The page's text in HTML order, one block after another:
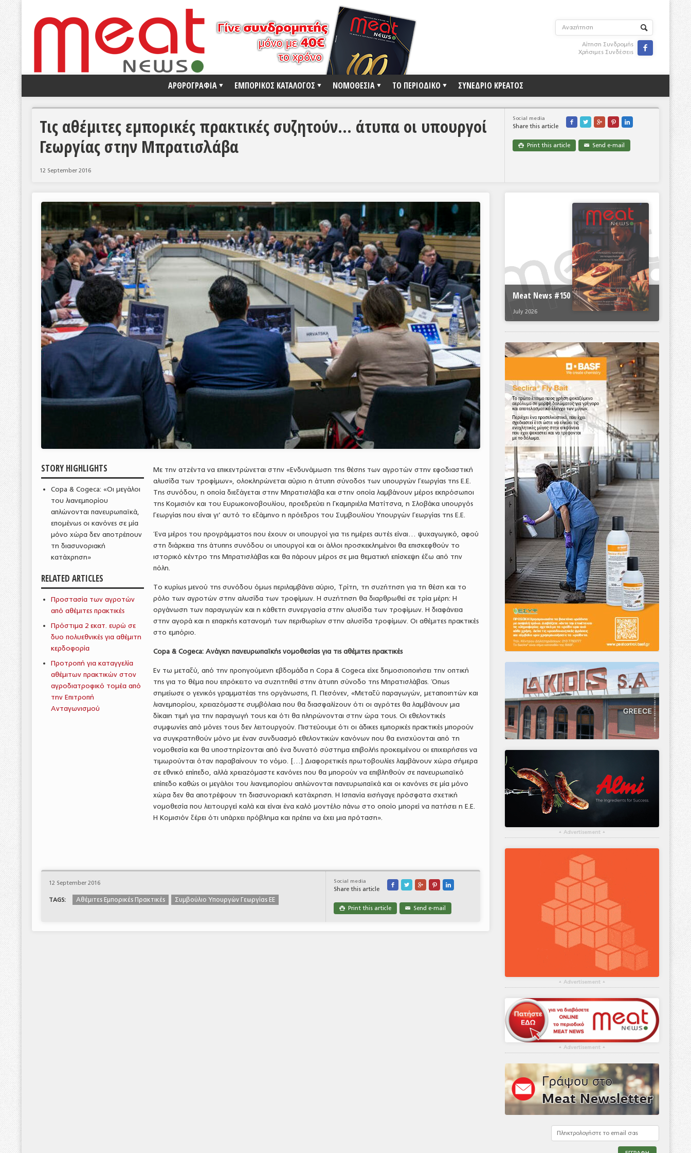
Αίτηση Συνδρομής
Χρήσιμες Συνδέσεις

ΑΡΘΡΟΓΡΑΦΙΑ ΕΜΠΟΡΙΚΟΣ ΚΑΤΑΛΟΓΟΣ ΝΟΜΟΘΕΣΙΑ ΤΟ ΠΕΡΙΟΔΙΚΟ ΣΥΝΕΔΡΙΟ ΚΡΕΑΤΟΣ
Social media
Share this article
    
 Print this article ✉ Send e-mail
Τις αθέμιτες εμπορικές πρακτικές συζητούν… άτυπα οι υπουργοί
Γεωργίας στην Μπρατισλάβα
12 September 2016
STORY HIGHLIGHTS
Copa & Cogeca: «Οι μεγάλοι
του λιανεμπορίου
απλώνονται πανευρωπαϊκά,
επομένως οι κανόνες σε μία
μόνο χώρα δεν αποτρέπουν
τη διασυνοριακή
κατάχρηση»
RELATED ARTICLES
Προστασία των αγροτών
από αθέμιτες πρακτικές
Πρόστιμα 2 εκατ. ευρώ σε
δυο πολυεθνικές για αθέμιτη
κερδοφορία
Προτροπή για καταγγελία
αθέμιτων πρακτικών στον
αγροδιατροφικό τομέα από
την Επιτροπή
Ανταγωνισμού
Με την ατζέντα να επικεντρώνεται στην «Ενδυνάμωση της θέσης των αγροτών στην εφοδιαστική
αλυσίδα των τροφίμων», ολοκληρώνεται αύριο η άτυπη σύνοδος των υπουργών Γεωργίας της Ε.Ε.
Της συνόδου, η οποία διεξάγεται στην Μπρατισλάβα και στην οποία λαμβάνουν μέρος εκπρόσωποι
της Κομισιόν και του Ευρωκοινοβουλίου, προεδρεύει η Γκαμπριέλα Ματίτσνα, η Σλοβάκα υπουργός
Γεωργίας που είναι γι’ αυτό το εξάμηνο η πρόεδρος του Συμβουλίου Υπουργών Γεωργίας της Ε.Ε.
Ένα μέρος του προγράμματος που έχουν οι υπουργοί για τις ημέρες αυτές είναι… ψυχαγωγικό, αφού
στη διάρκεια της άτυπης συνόδου οι υπουργοί και οι άλλοι προσκεκλημένοι θα επισκεφθούν το
ιστορικό κέντρο της Μπρατισλάβας και θα πάρουν μέρος σε μια θεματική επίσκεψη έξω από την
πόλη.
Το κυρίως μενού της συνόδου όμως περιλαμβάνει αύριο, Τρίτη, τη συζήτηση για τη θέση και το
ρόλο των αγροτών στην αλυσίδα των τροφίμων. Η συζήτηση θα διαρθρωθεί σε τρία μέρη: Η
οργάνωση των παραγωγών και η κάθετη συνεργασία στην αλυσίδα των τροφίμων. Η διαφάνεια
στην αγορά και η επαρκής κατανομή των περιθωρίων στην αλυσίδα τροφίμων. Οι αθέμιτες πρακτικές
στο εμπόριο.
Copa & Cogeca: Ανάγκη πανευρωπαϊκής νομοθεσίας για τις αθέμιτες πρακτικές
Εν τω μεταξύ, από την προηγούμενη εβδομάδα η Copa & Cogeca είχε δημοσιοποιήσει την οπτική
της για το θέμα που επρόκειτο να συζητηθεί στην άτυπη σύνοδο της Μπρατισλάβας. Όπως
σημείωσε ο γενικός γραμματέας της οργάνωσης, Π. Πεσόνεν, «Μεταξύ παραγωγών, μεταποιητών και
λιανεμπορίου, χρειαζόμαστε συμβόλαια που θα διασφαλίζουν ότι οι αγρότες θα λαμβάνουν μια
δίκαιη τιμή για την παραγωγή τους και ότι θα πληρώνονται στην ώρα τους. Οι εθελοντικές
συμφωνίες από μόνες τους δεν λειτουργούν. Πιστεύουμε ότι οι άδικες εμπορικές πρακτικές μπορούν
να συγκρατηθούν μόνο με έναν συνδυασμό εθελοντικών κανόνων που θα ενισχύονται από τη
νομοθεσία και θα υποστηρίζονται από ένα δυνατό σύστημα επιβολής προκειμένου οι επιχειρήσεις να
τιμωρούνται όταν παραβαίνουν το νόμο. […] Διαφορετικές πρωτοβουλίες λαμβάνουν χώρα σήμερα
σε εθνικό επίπεδο, αλλά χρειαζόμαστε κανόνες που θα μπορούν να επιβληθούν σε πανευρωπαϊκό
επίπεδο καθώς οι μεγάλοι του λιανεμπορίου απλώνονται πανευρωπαϊκά και οι κανόνες σε μία μόνο
χώρα δεν θα αποτρέψουν τη διασυνοριακή κατάχρηση. Η Ισπανία εισήγαγε πρόσφατα σχετική
νομοθεσία που λειτουργεί καλά και είναι ένα καλό μοντέλο πάνω στο οποίο μπορεί να πατήσει η Ε.Ε.
Η Κομισιόν ξέρει ότι υπάρχει πρόβλημα και πρέπει να έχει μια πρόταση».
Social media
Share this article
    
 Print this article ✉ Send e-mail
12 September 2016
TAGS: Αθέμιτες Εμπορικές Πρακτικές Συμβούλιο Υπουργών Γεωργίας ΕΕ
Meat News #150
July 2026
▴ Advertisement ▴
▴ Advertisement ▴
▴ Advertisement ▴